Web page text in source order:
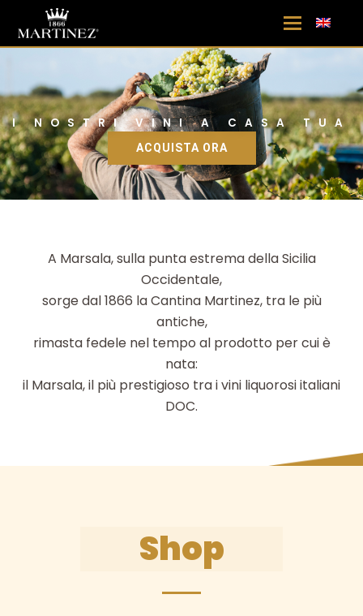
ACQUISTA ORA
I NOSTRI VINI A CASA TUA
A Marsala, sulla punta estrema della Sicilia
Occidentale,
sorge dal 1866 la Cantina Martinez, tra le più
antiche,
rimasta fedele nel tempo al prodotto per cui è
nata:
il Marsala, il più prestigioso tra i vini liquorosi italiani
DOC.
Shop